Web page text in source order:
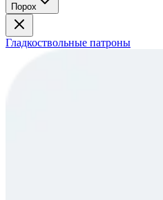
Порох
Гладкоствольные патроны